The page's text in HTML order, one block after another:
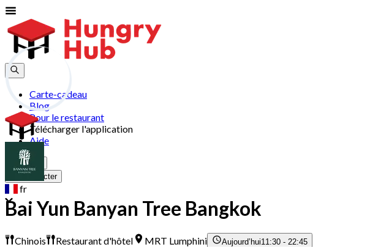
Carte-cadeau
Blog
Pour le restaurant
Télécharger l'application
Aide
S'inscrire
Se connecter
fr
Bai Yun Banyan Tree Bangkok
Chinois Restaurant d'hôtel MRT Lumphini Aujourd’hui11:30 - 22:45